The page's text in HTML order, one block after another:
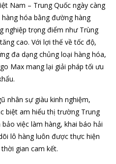
Nam – Trung Quốc ngày càng
hóa bằng đường hàng
nghiệp trọng điểm như Trùng
cao. Với lợi thế về tốc độ,
đa dạng chủng loại hàng hóa,
Max mang lại giải pháp tối ưu
nhân sự giàu kinh nghiệm,
biệt am hiểu thị trường Trung
việc làm hàng, khai báo hải
lô hàng luôn được thực hiện
gian cam kết.